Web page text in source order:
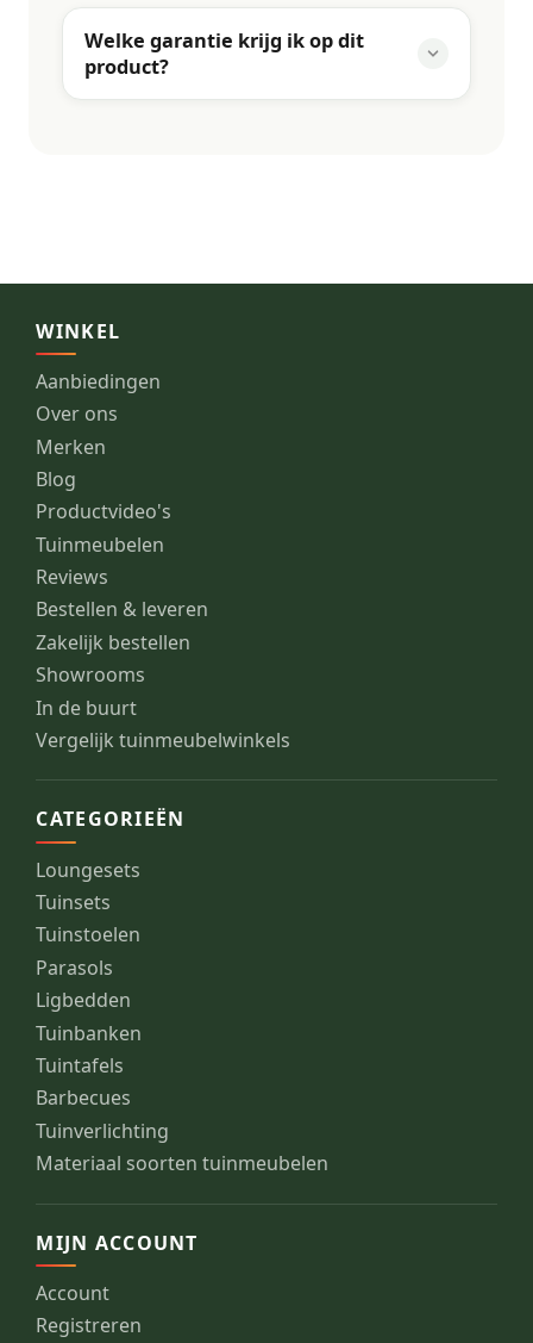
Welke garantie krijg ik op dit
product?
WINKEL
Aanbiedingen
Over ons
Merken
Blog
Productvideo's
Tuinmeubelen
Reviews
Bestellen & leveren
Zakelijk bestellen
Showrooms
In de buurt
Vergelijk tuinmeubelwinkels
CATEGORIEËN
Loungesets
Tuinsets
Tuinstoelen
Parasols
Ligbedden
Tuinbanken
Tuintafels
Barbecues
Tuinverlichting
Materiaal soorten tuinmeubelen
MIJN ACCOUNT
Account
Registreren